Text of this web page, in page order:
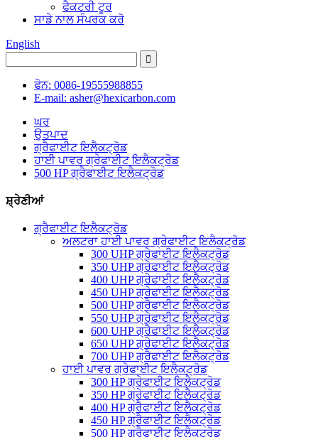
ਫੈਕਟਰੀ ਟੂਰ
ਸਾਡੇ ਨਾਲ ਸੰਪਰਕ ਕਰੋ
English
ਫੋਨ: 0086-19555988855
E-mail: asher@hexicarbon.com
ਘਰ
ਉਤਪਾਦ
ਗ੍ਰੈਫਾਈਟ ਇਲੈਕਟ੍ਰੋਡ
ਹਾਈ ਪਾਵਰ ਗ੍ਰੇਫਾਈਟ ਇਲੈਕਟ੍ਰੋਡ
500 HP ਗ੍ਰੈਫਾਈਟ ਇਲੈਕਟ੍ਰੋਡ
ਸ਼੍ਰੇਣੀਆਂ
ਗ੍ਰੈਫਾਈਟ ਇਲੈਕਟ੍ਰੋਡ
ਅਲਟਰਾ ਹਾਈ ਪਾਵਰ ਗ੍ਰੇਫਾਈਟ ਇਲੈਕਟ੍ਰੋਡ
300 UHP ਗ੍ਰੇਫਾਈਟ ਇਲੈਕਟ੍ਰੋਡ
350 UHP ਗ੍ਰੇਫਾਈਟ ਇਲੈਕਟ੍ਰੋਡ
400 UHP ਗ੍ਰੇਫਾਈਟ ਇਲੈਕਟ੍ਰੋਡ
450 UHP ਗ੍ਰੇਫਾਈਟ ਇਲੈਕਟ੍ਰੋਡ
500 UHP ਗ੍ਰੈਫਾਈਟ ਇਲੈਕਟ੍ਰੋਡ
550 UHP ਗ੍ਰੇਫਾਈਟ ਇਲੈਕਟ੍ਰੋਡ
600 UHP ਗ੍ਰੈਫਾਈਟ ਇਲੈਕਟ੍ਰੋਡ
650 UHP ਗ੍ਰੇਫਾਈਟ ਇਲੈਕਟ੍ਰੋਡ
700 UHP ਗ੍ਰੈਫਾਈਟ ਇਲੈਕਟ੍ਰੋਡ
ਹਾਈ ਪਾਵਰ ਗ੍ਰੇਫਾਈਟ ਇਲੈਕਟ੍ਰੋਡ
300 HP ਗ੍ਰੇਫਾਈਟ ਇਲੈਕਟ੍ਰੋਡ
350 HP ਗ੍ਰੇਫਾਈਟ ਇਲੈਕਟ੍ਰੋਡ
400 HP ਗ੍ਰੈਫਾਈਟ ਇਲੈਕਟ੍ਰੋਡ
450 HP ਗ੍ਰੈਫਾਈਟ ਇਲੈਕਟ੍ਰੋਡ
500 HP ਗ੍ਰੈਫਾਈਟ ਇਲੈਕਟ੍ਰੋਡ